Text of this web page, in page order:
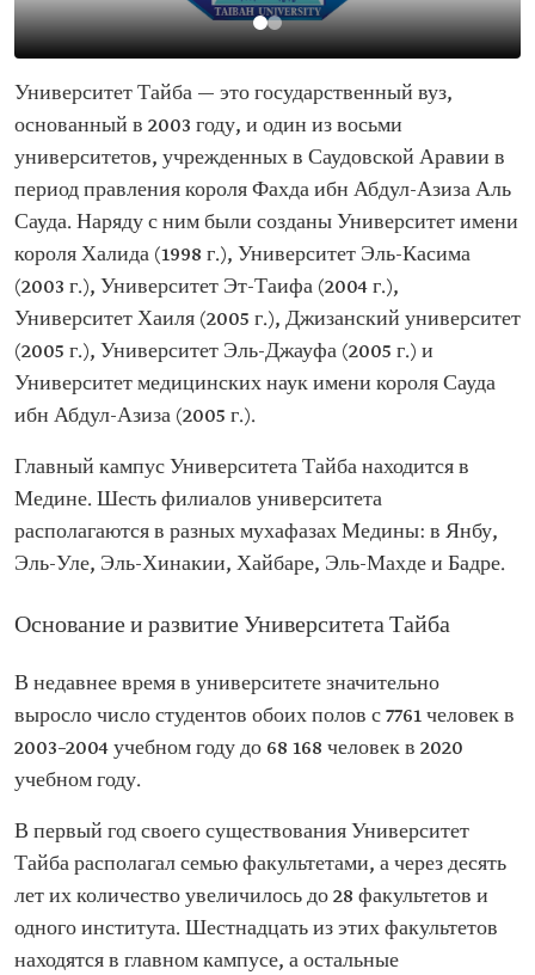
Университет Тайба — это государственный вуз,
основанный в 2003 году, и один из восьми
университетов, учрежденных в Саудовской Аравии в
период правления короля Фахда ибн Абдул-Азиза Аль
Сауда. Наряду с ним были созданы Университет имени
короля Халида (1998 г.), Университет Эль-Касима
(2003 г.), Университет Эт-Таифа (2004 г.),
Университет Хаиля (2005 г.), Джизанский университет
(2005 г.), Университет Эль-Джауфа (2005 г.) и
Университет медицинских наук имени короля Сауда
ибн Абдул-Азиза (2005 г.).
Главный кампус Университета Тайба находится в
Медине. Шесть филиалов университета
располагаются в разных мухафазах Медины: в Янбу,
Эль-Уле, Эль-Хинакии, Хайбаре, Эль-Махде и Бадре.
Основание и развитие Университета Тайба
В недавнее время в университете значительно
выросло число студентов обоих полов с 7761 человек в
2003–2004 учебном году до 68 168 человек в 2020
учебном году.
В первый год своего существования Университет
Тайба располагал семью факультетами, а через десять
лет их количество увеличилось до 28 факультетов и
одного института. Шестнадцать из этих факультетов
находятся в главном кампусе, а остальные